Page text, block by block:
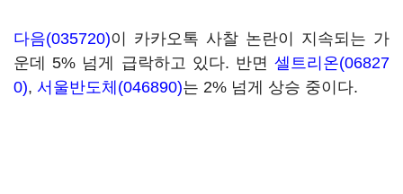
다음(035720)이 카카오톡 사찰 논란이 지속되는 가
운데 5% 넘게 급락하고 있다. 반면 셀트리온(06827
0), 서울반도체(046890)는 2% 넘게 상승 중이다.